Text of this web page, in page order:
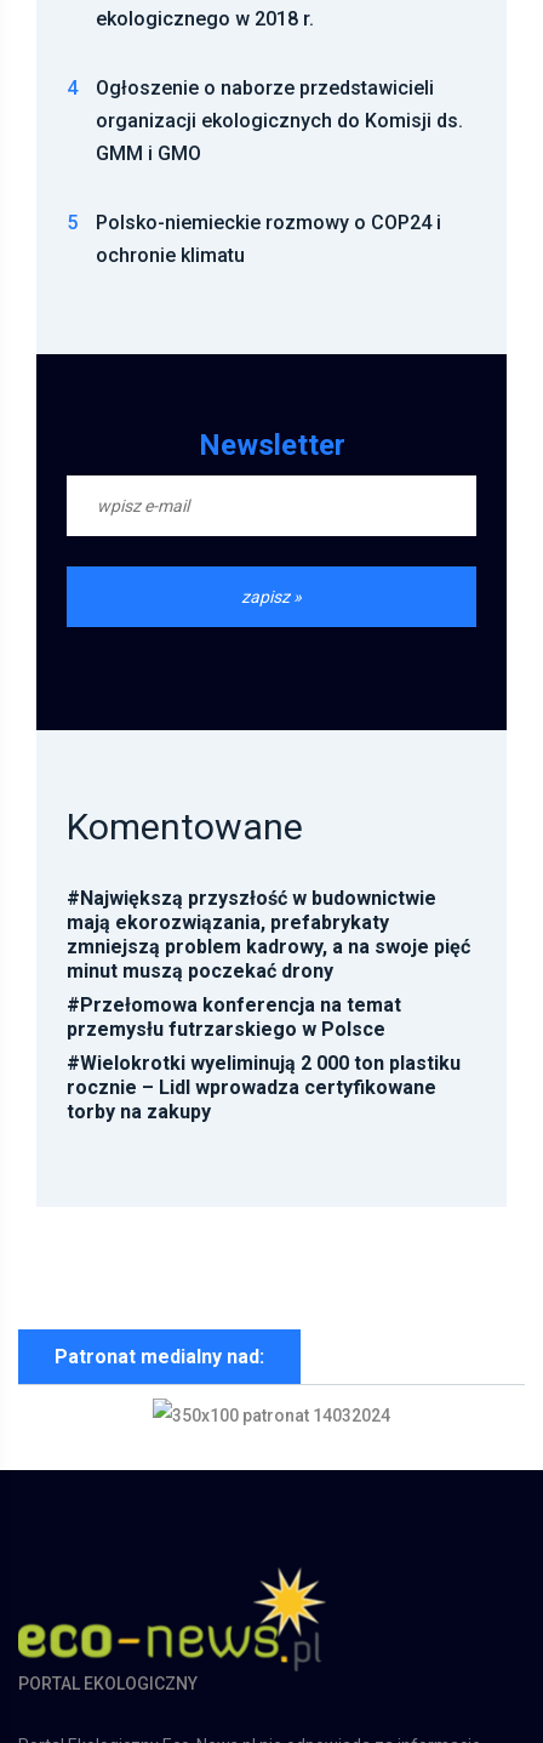
ekologicznego w 2018 r.
4
Ogłoszenie o naborze przedstawicieli
organizacji ekologicznych do Komisji ds.
GMM i GMO
5
Polsko-niemieckie rozmowy o COP24 i
ochronie klimatu
Newsletter
Komentowane
#Największą przyszłość w budownictwie
mają ekorozwiązania, prefabrykaty
zmniejszą problem kadrowy, a na swoje pięć
minut muszą poczekać drony
#Przełomowa konferencja na temat
przemysłu futrzarskiego w Polsce
#Wielokrotki wyeliminują 2 000 ton plastiku
rocznie – Lidl wprowadza certyfikowane
torby na zakupy
Patronat medialny nad:
PORTAL EKOLOGICZNY